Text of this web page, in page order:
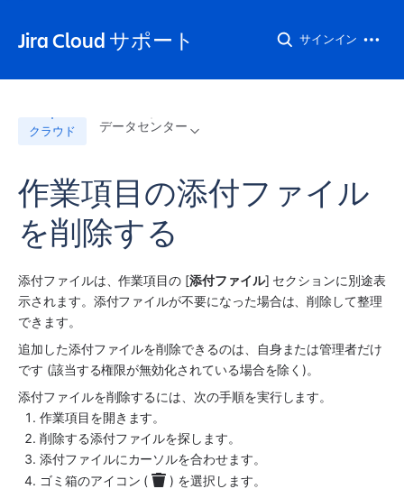
Jira Cloud サポート サインイン
クラウド データセンター
作業項目の添付ファイル
を削除する
添付ファイルは、作業項目の [添付ファイル] セクションに別途表
示されます。添付ファイルが不要になった場合は、削除して整理
できます。
追加した添付ファイルを削除できるのは、自身または管理者だけ
です (該当する権限が無効化されている場合を除く)。
添付ファイルを削除するには、次の手順を実行します。
作業項目を開きます。
削除する添付ファイルを探します。
添付ファイルにカーソルを合わせます。
ゴミ箱のアイコン (
) を選択します。